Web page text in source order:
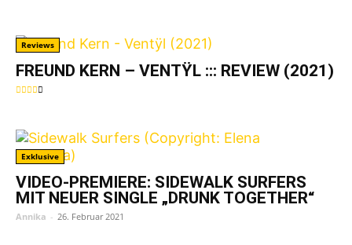
Reviews
FREUND KERN – VENTŸL ::: REVIEW (2021)
Exklusive
VIDEO-PREMIERE: SIDEWALK SURFERS
MIT NEUER SINGLE „DRUNK TOGETHER“
Annika - 26. Februar 2021